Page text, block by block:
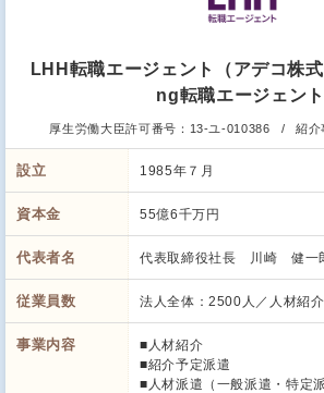
LHH転職エージェント（アデコ株
ng転職エージェント
厚生労働大臣許可番号： 13-ユ-010386 紹介
設立 1985年７月
資本金 55億6千万円
代表者名 代表取締役社長 川崎 健一
従業員数 法人全体：2500人／人材紹
事業内容
■人材紹介
■紹介予定派遣
■人材派遣（一般派遣・特定派